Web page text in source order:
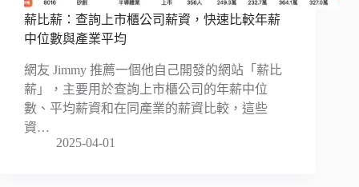
薪比薪：查詢上市櫃公司薪資，快速比較年薪
中位數與產業平均
網友 Jimmy 推薦一個他自己開發的網站「薪比
薪」，主要用於查詢上市櫃公司的年薪中位
數、平均薪資和在同產業的薪資比較，這些
資…
2025-04-01